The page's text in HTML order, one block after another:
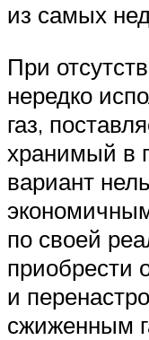
из самых
При
нередко
газ,
хранимый в
вариант
по своей
приобрести
и
сжиженным